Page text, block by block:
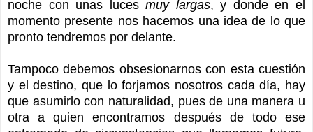
noche con unas lucesmuy largas, y donde en el
momento presente nos hacemos una idea de lo que
pronto tendremos por delante.
Tampoco debemos obsesionarnos con esta cuestión
y el destino, que lo forjamos nosotros cada día, hay
que asumirlo con naturalidad, pues de una manera u
otra a quien encontramos después de todo ese